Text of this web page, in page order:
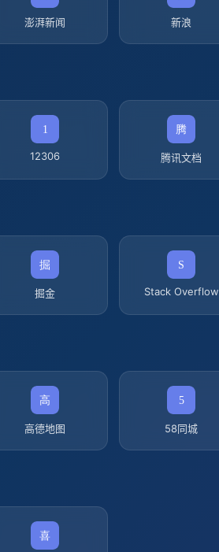
澎湃新闻 新浪
12306 腾讯文档
掘金 Stack Overflow
高德地图 58同城